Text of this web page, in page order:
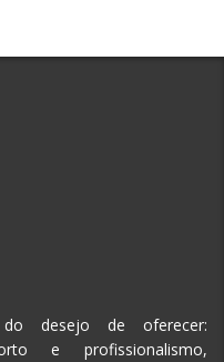
do desejo de oferecer:
e profissionalismo,